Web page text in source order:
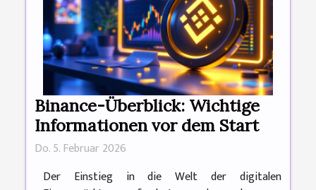
Binance-Überblick: Wichtige
Informationen vor dem Start
Do. 5. Februar 2026
Der Einstieg in die Welt der digitalen